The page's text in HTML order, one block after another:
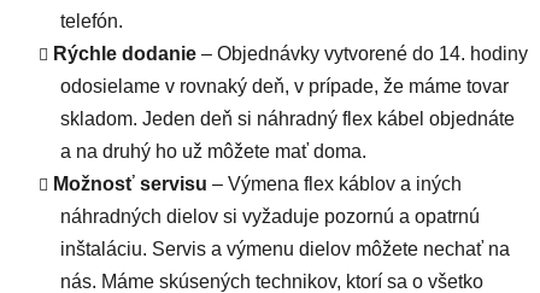
telefón.
Rýchle dodanie – Objednávky vytvorené do 14. hodiny
odosielame v rovnaký deň, v prípade, že máme tovar
skladom. Jeden deň si náhradný flex kábel objednáte
a na druhý ho už môžete mať doma.
Možnosť servisu – Výmena flex káblov a iných
náhradných dielov si vyžaduje pozornú a opatrnú
inštaláciu. Servis a výmenu dielov môžete nechať na
nás. Máme skúsených technikov, ktorí sa o všetko